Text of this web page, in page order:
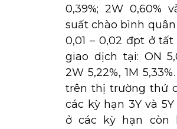
0,39%; 2W 0,60%
suất chào bình quân
0,01 – 0,02 đpt ở
giao dịch tại: ON
2W 5,22%, 1M
trên thị trường thứ
các kỳ hạn 3Y và
ở các kỳ hạn còn